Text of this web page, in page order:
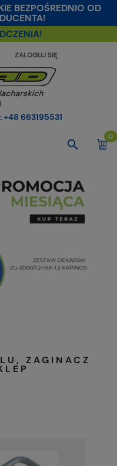
BEZPOŚREDNIO OD
ZALOGUJ SIĘ
+48 663195531
ZAGINACZ